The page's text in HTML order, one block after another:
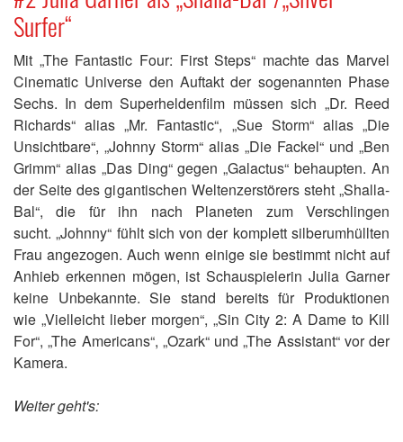
Surfer“
Mit „The Fantastic Four: First Steps“ machte das Marvel
Cinematic Universe den Auftakt der sogenannten Phase
Sechs. In dem Superheldenfilm müssen sich „Dr. Reed
Richards“ alias „Mr. Fantastic“, „Sue Storm“ alias „Die
Unsichtbare“, „Johnny Storm“ alias „Die Fackel“ und „Ben
Grimm“ alias „Das Ding“ gegen „Galactus“ behaupten. An
der Seite des gigantischen Weltenzerstörers steht „Shalla-
Bal“, die für ihn nach Planeten zum Verschlingen
sucht. „Johnny“ fühlt sich von der komplett silberumhüllten
Frau angezogen. Auch wenn einige sie bestimmt nicht auf
Anhieb erkennen mögen, ist Schauspielerin Julia Garner
keine Unbekannte. Sie stand bereits für Produktionen
wie „Vielleicht lieber morgen“, „Sin City 2: A Dame to Kill
For“, „The Americans“, „Ozark“ und „The Assistant“ vor der
Kamera.
Weiter geht's: